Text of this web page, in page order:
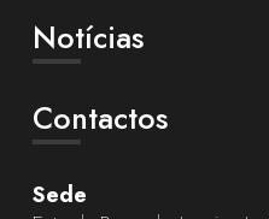
Notícias
Contactos
Sede